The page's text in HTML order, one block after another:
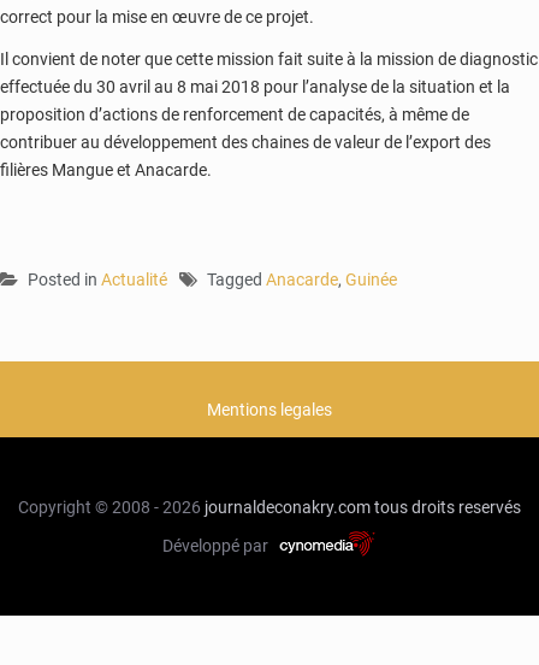
correct pour la mise en œuvre de ce projet.
Il convient de noter que cette mission fait suite à la mission de diagnostic
effectuée du 30 avril au 8 mai 2018 pour l’analyse de la situation et la
proposition d’actions de renforcement de capacités, à même de
contribuer au développement des chaines de valeur de l’export des
filières Mangue et Anacarde.
Posted in Actualité Tagged Anacarde, Guinée
Mentions legales
Copyright © 2008 - 2026 journaldeconakry.comtous droits reservés
Développé par